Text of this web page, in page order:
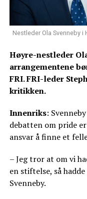
Nestleder Ola Svenneby
Høyre-nestleder
arrangementene
FRI. FRI-leder
kritikken.
Innenriks: Svenneby
debatten om pride
ansvar å finne et
– Jeg tror at om vi
en stiftelse, så
Svenneby.